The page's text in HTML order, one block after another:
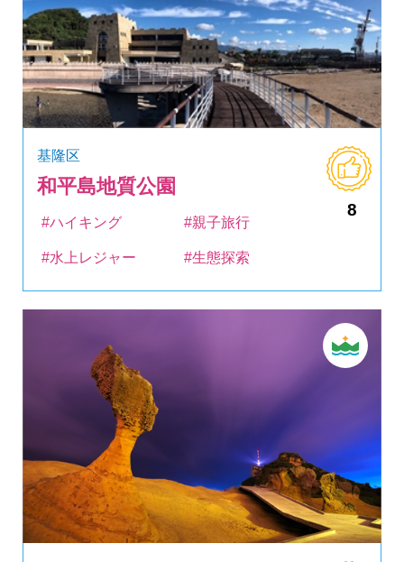
基隆区
和平島地質公園
8
#ハイキング #親子旅行
#水上レジャー #生態探索